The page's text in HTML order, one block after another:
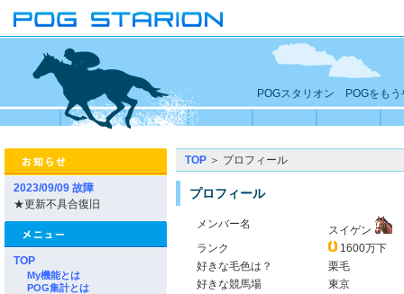
POGスタリオン POGをもう
2023/09/09 故障
★更新不具合復旧
TOP
My機能とは
POG集計とは
TOP ＞ プロフィール
プロフィール
メンバー名
スイゲン
ランク
1600万下
好きな毛色は？
栗毛
好きな競馬場
東京